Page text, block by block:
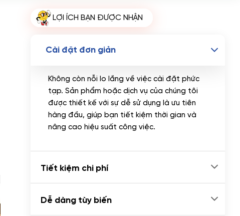
Tên miền Quốc tế(+350.000 VND)
LỢI ÍCH BẠN ĐƯỢC NHẬN
Cài đặt đơn giản
Không còn nỗi lo lắng về việc cài đặt phức
tạp. Sản phẩm hoặc dịch vụ của chúng tôi
được thiết kế với sự dễ sử dụng là ưu tiên
hàng đầu, giúp bạn tiết kiệm thời gian và
nâng cao hiệu suất công việc.
Tiết kiệm chi phí
Dễ dàng tùy biến